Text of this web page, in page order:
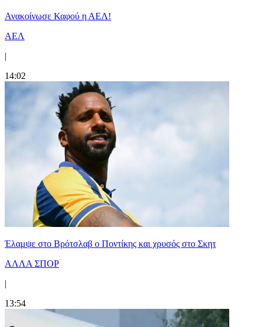
Ανακοίνωσε Καφού η ΑΕΛ!
ΑΕΛ
|
14:02
Έλαμψε στο Βρότσλαβ ο Ποντίκης και χρυσός στο Σκητ
ΑΛΛΑ ΣΠΟΡ
|
13:54